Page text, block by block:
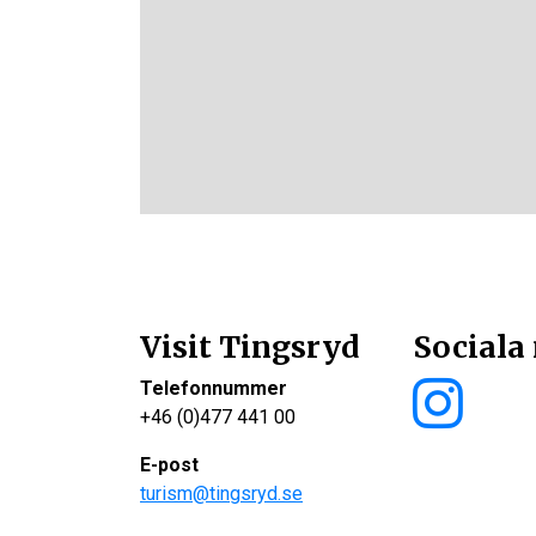
Visit Tingsryd
Telefonnummer
+46 (0)477 441 00
E-post
turism@tingsryd.se
Sociala